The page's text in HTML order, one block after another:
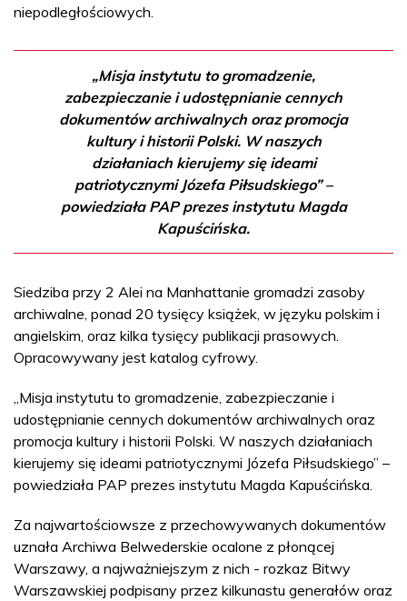
niepodległościowych.
„Misja instytutu to gromadzenie,
zabezpieczanie i udostępnianie cennych
dokumentów archiwalnych oraz promocja
kultury i historii Polski. W naszych
działaniach kierujemy się ideami
patriotycznymi Józefa Piłsudskiego” –
powiedziała PAP prezes instytutu Magda
Kapuścińska.
Siedziba przy 2 Alei na Manhattanie gromadzi zasoby
archiwalne, ponad 20 tysięcy książek, w języku polskim i
angielskim, oraz kilka tysięcy publikacji prasowych.
Opracowywany jest katalog cyfrowy.
„Misja instytutu to gromadzenie, zabezpieczanie i
udostępnianie cennych dokumentów archiwalnych oraz
promocja kultury i historii Polski. W naszych działaniach
kierujemy się ideami patriotycznymi Józefa Piłsudskiego” –
powiedziała PAP prezes instytutu Magda Kapuścińska.
Za najwartościowsze z przechowywanych dokumentów
uznała Archiwa Belwederskie ocalone z płonącej
Warszawy, a najważniejszym z nich - rozkaz Bitwy
Warszawskiej podpisany przez kilkunastu generałów oraz